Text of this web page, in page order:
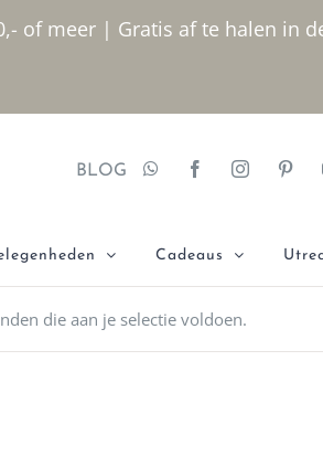
of meer | Gratis af te halen in
BLOG
Cadeaus
die aan je selectie voldoen.